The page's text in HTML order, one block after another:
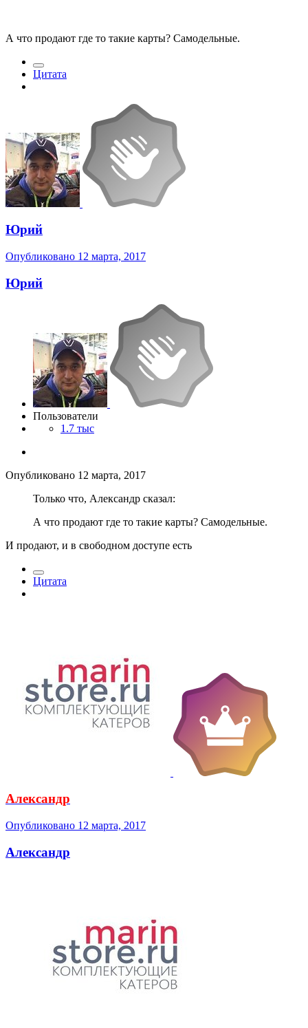
А что продают где то такие карты? Самодельные.
Цитата
Юрий
Опубликовано 12 марта, 2017
Юрий
Пользователи
1.7 тыс
Опубликовано 12 марта, 2017
Только что, Александр сказал:
А что продают где то такие карты? Самодельные.
И продают, и в свободном доступе есть
Цитата
Александр
Опубликовано 12 марта, 2017
Александр